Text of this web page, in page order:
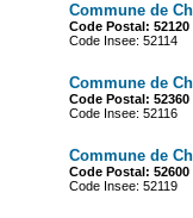
Commune de
Code Postal: 52120
Code Insee: 52114
Commune de
Code Postal: 52360
Code Insee: 52116
Commune de
Code Postal: 52600
Code Insee: 52119